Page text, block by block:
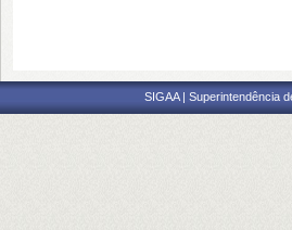
SIGAA | Superintendência